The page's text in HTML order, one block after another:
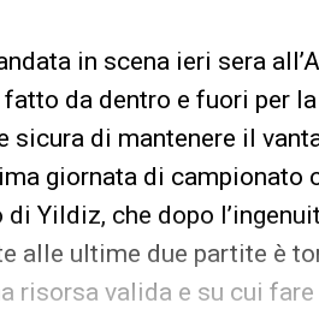
in scena ieri sera
fatto da dentro e fuori per
sicura di mantenere il
giornata di campionato
Yildiz, che dopo
alle ultime due partite è
risorsa valida e su cui